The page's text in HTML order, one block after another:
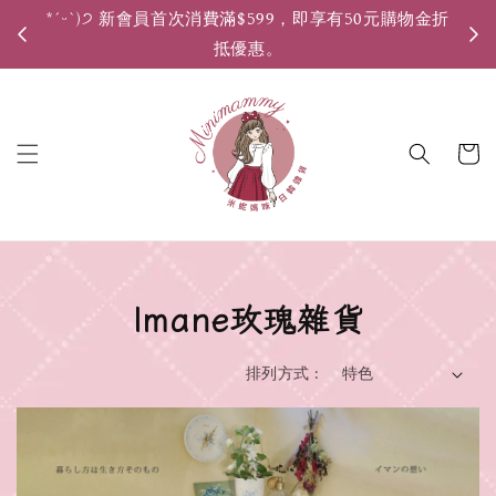
*ˊᵕˋ)੭ 新會員首次消費滿$599，即享有50元購物金折
抵優惠。
Imane玫瑰雜貨
排列方式 :